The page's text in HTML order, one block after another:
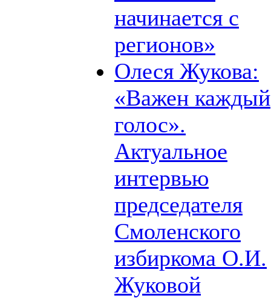
начинается с
регионов»
Олеся Жукова:
«Важен каждый
голос».
Актуальное
интервью
председателя
Смоленского
избиркома О.И.
Жуковой